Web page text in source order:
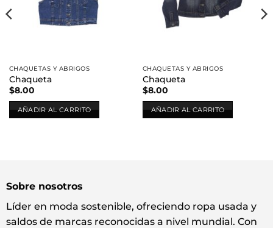
CHAQUETAS Y ABRIGOS
Chaqueta
$8.00
AÑADIR AL CARRITO
CHAQUETAS Y ABRIGOS
Chaqueta
$8.00
AÑADIR AL CARRITO
Sobre nosotros
Líder en moda sostenible, ofreciendo ropa usada y
saldos de marcas reconocidas a nivel mundial. Con